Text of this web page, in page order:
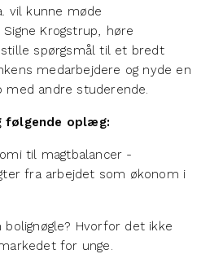
vil kunne møde
Krogstrup, høre
spørgsmål til et bredt
medarbejdere og nyde en
andre studerende.
følgende oplæg:
til magtbalancer -
fra arbejdet som økonom i
Hvorfor det ikke
for unge.